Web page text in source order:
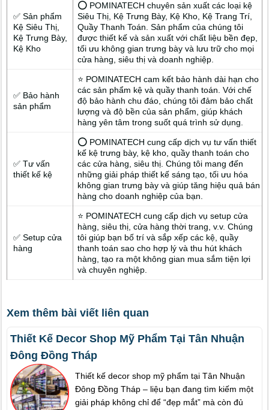
✅ Sản phẩm
Kệ Siêu Thị,
Kệ Trưng Bày,
Kệ Kho
⭕ POMINATECH chuyên sản xuất các loại kệ
Siêu Thị, Kệ Trưng Bày, Kệ Kho, Kệ Trang Trí,
Quầy Thanh Toán. Sản phẩm của chúng tôi
được thiết kế và sản xuất với chất liệu bền đẹp,
tối ưu không gian trưng bày và lưu trữ cho mọi
cửa hàng, siêu thị và doanh nghiệp.
✅ Bảo hành
sản phẩm
⭐ POMINATECH cam kết bảo hành dài hạn cho
các sản phẩm kệ và quầy thanh toán. Với chế
độ bảo hành chu đáo, chúng tôi đảm bảo chất
lượng và độ bền của sản phẩm, giúp khách
hàng yên tâm trong suốt quá trình sử dụng.
✅ Tư vấn
thiết kế kệ
⭕ POMINATECH cung cấp dịch vụ tư vấn thiết
kế kệ trưng bày, kệ kho, quầy thanh toán cho
các cửa hàng, siêu thị. Chúng tôi mang đến
những giải pháp thiết kế sáng tạo, tối ưu hóa
không gian trưng bày và giúp tăng hiệu quả bán
hàng cho doanh nghiệp của bạn.
✅ Setup cửa
hàng
⭐ POMINATECH cung cấp dịch vụ setup cửa
hàng, siêu thị, cửa hàng thời trang, v.v. Chúng
tôi giúp bạn bố trí và sắp xếp các kệ, quầy
thanh toán sao cho hợp lý và thu hút khách
hàng, tạo ra một không gian mua sắm tiện lợi
và chuyên nghiệp.
Xem thêm bài viết liên quan
Thiết Kế Decor Shop Mỹ Phẩm Tại Tân Nhuận
Đông Đồng Tháp
Thiết kế decor shop mỹ phẩm tại Tân Nhuận
Đông Đồng Tháp – liệu bạn đang tìm kiếm một
giải pháp không chỉ để “đẹp mắt” mà còn đủ